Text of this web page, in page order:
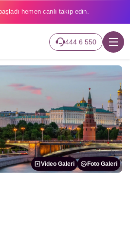
hemen canlı takip edin.
444 6 550
Video Galeri Foto Galeri